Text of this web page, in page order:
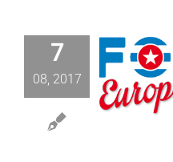
7
08, 2017
de
et Expos